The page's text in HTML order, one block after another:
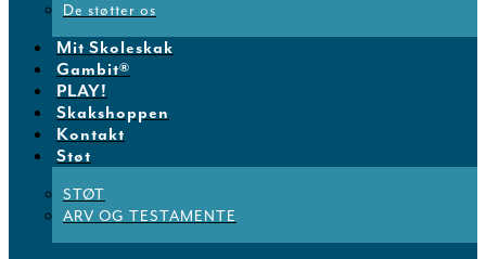
De støtter os
Mit Skoleskak
Gambit®
PLAY!
Skakshoppen
Kontakt
Støt
STØT
ARV OG TESTAMENTE